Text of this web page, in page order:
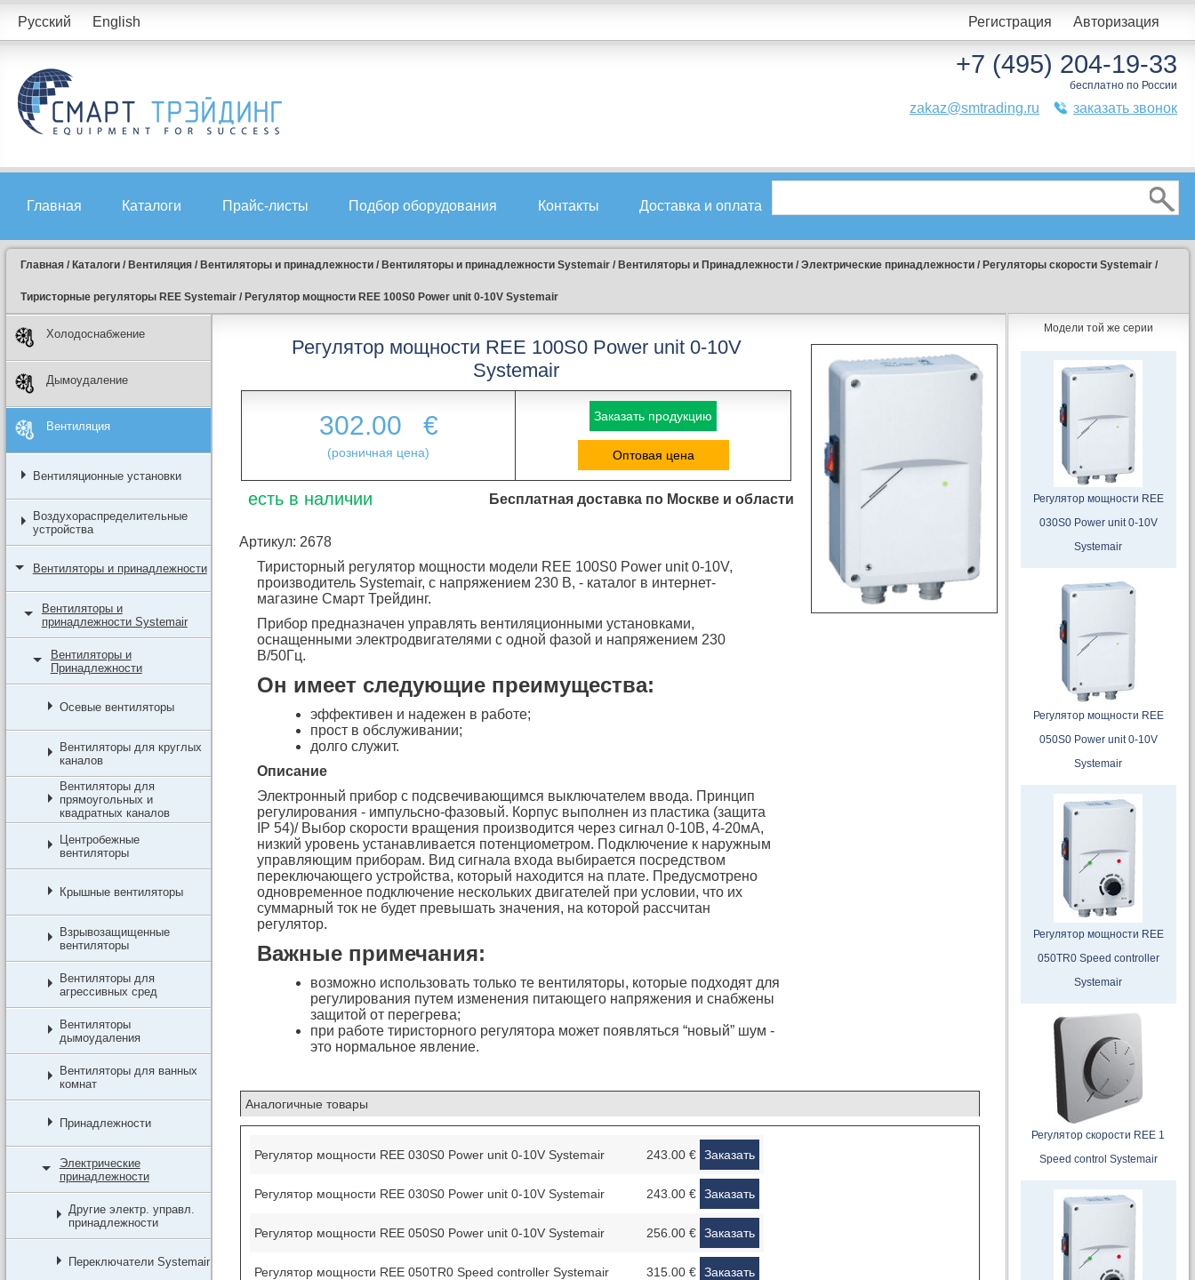
Русский English Регистрация Авторизация
+7 (495) 204-19-33
бесплатно по России
zakaz@smtrading.ru заказать звонок
Главная Каталоги Прайс-листы Подбор оборудования Контакты Доставка и оплата
Главная / Каталоги / Вентиляция / Вентиляторы и принадлежности / Вентиляторы и принадлежности Systemair / Вентиляторы и Принадлежности / Электрические принадлежности / Регуляторы скорости Systemair /
Тиристорные регуляторы REE Systemair / Регулятор мощности REE 100S0 Power unit 0-10V Systemair
Холодоснабжение
Дымоудаление
Вентиляция
Вентиляционные установки
Воздухораспределительные
устройства
Вентиляторы и принадлежности
Вентиляторы и
принадлежности Systemair
Вентиляторы и
Принадлежности
Осевые вентиляторы
Вентиляторы для круглых
каналов
Вентиляторы для
прямоугольных и
квадратных каналов
Центробежные
вентиляторы
Крышные вентиляторы
Взрывозащищенные
вентиляторы
Вентиляторы для
агрессивных сред
Вентиляторы
дымоудаления
Вентиляторы для ванных
комнат
Принадлежности
Электрические
принадлежности
Другие электр. управл.
принадлежности
Переключатели Systemair
Регулятор мощности REE 100S0 Power unit 0-10V
Systemair
302.00 €
(розничная цена)
Заказать продукцию
Оптовая цена
есть в наличии Бесплатная доставка по Москве и области
Артикул: 2678
Тиристорный регулятор мощности модели REE 100S0 Power unit 0-10V,
производитель Systemair, с напряжением 230 В, - каталог в интернет-
магазине Смарт Трейдинг.
Прибор предназначен управлять вентиляционными установками,
оснащенными электродвигателями с одной фазой и напряжением 230
В/50Гц.
Он имеет следующие преимущества:
эффективен и надежен в работе;
прост в обслуживании;
долго служит.
Описание
Электронный прибор c подсвечивающимся выключателем ввода. Принцип
регулирования - импульсно-фазовый. Корпус выполнен из пластика (защита
IP 54)/ Выбор скорости вращения производится через сигнал 0-10В, 4-20мА,
низкий уровень устанавливается потенциометром. Подключение к наружным
управляющим приборам. Вид сигнала входа выбирается посредством
переключающего устройства, который находится на плате. Предусмотрено
одновременное подключение нескольких двигателей при условии, что их
суммарный ток не будет превышать значения, на которой рассчитан
регулятор.
Важные примечания:
возможно использовать только те вентиляторы, которые подходят для
регулирования путем изменения питающего напряжения и снабжены
защитой от перегрева;
при работе тиристорного регулятора может появляться “новый” шум -
это нормальное явление.
Аналогичные товары
Регулятор мощности REE 030S0 Power unit 0-10V Systemair 243.00 € Заказать
Регулятор мощности REE 030S0 Power unit 0-10V Systemair 243.00 € Заказать
Регулятор мощности REE 050S0 Power unit 0-10V Systemair 256.00 € Заказать
Регулятор мощности REE 050TR0 Speed controller Systemair 315.00 € Заказать
Модели той же серии
Регулятор мощности REE
030S0 Power unit 0-10V
Systemair
Регулятор мощности REE
050S0 Power unit 0-10V
Systemair
Регулятор мощности REE
050TR0 Speed controller
Systemair
Регулятор скорости REE 1
Speed control Systemair